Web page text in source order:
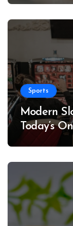
Sports
Modern
Today’s